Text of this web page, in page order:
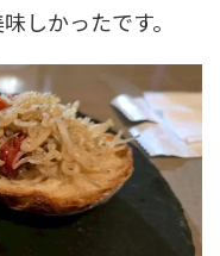
しかったです。